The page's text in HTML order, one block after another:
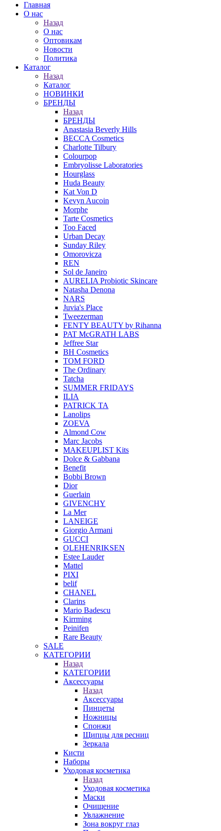
Главная
О нас
Назад
О нас
Оптовикам
Новости
Политика
Каталог
Назад
Каталог
НОВИНКИ
БРЕНДЫ
Назад
БРЕНДЫ
Anastasia Beverly Hills
BECCA Cosmetics
Charlotte Tilbury
Colourpop
Embryolisse Laboratories
Hourglass
Huda Beauty
Kat Von D
Kevyn Aucoin
Morphe
Tarte Cosmetics
Too Faced
Urban Decay
Sunday Riley
Omorovicza
REN
Sol de Janeiro
AURELIA Probiotic Skincare
Natasha Denona
NARS
Juvia's Place
Tweezerman
FENTY BEAUTY by Rihanna
PAT McGRATH LABS
Jeffree Star
BH Cosmetics
TOM FORD
The Ordinary
Tatcha
SUMMER FRIDAYS
ILIA
PATRICK TA
Lanolips
ZOEVA
Almond Cow
Marc Jacobs
MAKEUPLIST Kits
Dolce & Gabbana
Benefit
Bobbi Brown
Dior
Guerlain
GIVENCHY
La Mer
LANEIGE
Giorgio Armani
GUCCI
OLEHENRIKSEN
Estee Lauder
Mattel
PIXI
belif
CHANEL
Clarins
Mario Badescu
Kirrming
Peinifen
Rare Beauty
SALE
КАТЕГОРИИ
Назад
КАТЕГОРИИ
Аксессуары
Назад
Аксессуары
Пинцеты
Ножницы
Спонжи
Щипцы для ресниц
Зеркала
Кисти
Наборы
Уходовая косметика
Назад
Уходовая косметика
Маски
Очищение
Увлажнение
Зона вокруг глаз